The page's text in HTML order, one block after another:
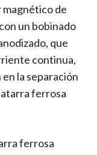
magnético de
un bobinado
que
continua,
la separación
ferrosa
ferrosa